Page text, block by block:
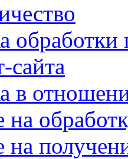
сайта
в
на
на